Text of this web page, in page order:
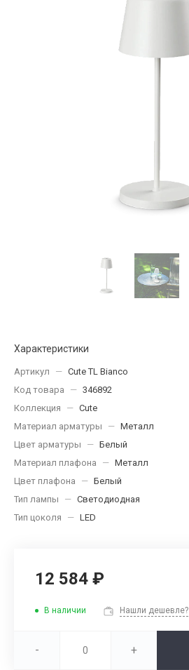
Характеристики
Артикул — Cute TL Bianco
Код товара
— 346892
Коллекция
— Cute
Материал арматуры
— Металл
Цвет арматуры
— Белый
Материал плафона
— Металл
Цвет плафона
— Белый
Тип лампы
— Светодиодная
Тип цоколя
— LED
12 584 ₽
В наличии Нашли дешевле?
- +